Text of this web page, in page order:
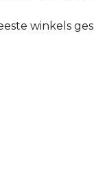
winkels